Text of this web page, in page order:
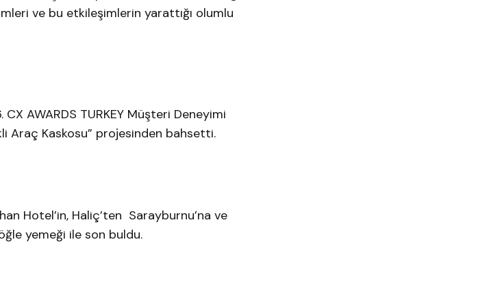
ve bu etkileşimlerin yarattığı olumlu
AWARDS TURKEY Müşteri Deneyimi
Araç Kaskosu” projesinden bahsetti.
Hotel’in, Haliç’ten Sarayburnu’na ve
yemeği ile son buldu.